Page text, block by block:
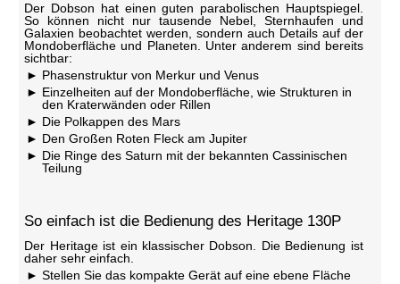
Der Dobson hat einen guten parabolischen Hauptspiegel.
So können nicht nur tausende Nebel, Sternhaufen und
Galaxien beobachtet werden, sondern auch Details auf der
Mondoberfläche und Planeten. Unter anderem sind bereits
sichtbar:
Phasenstruktur von Merkur und Venus
Einzelheiten auf der Mondoberfläche, wie Strukturen in
den Kraterwänden oder Rillen
Die Polkappen des Mars
Den Großen Roten Fleck am Jupiter
Die Ringe des Saturn mit der bekannten Cassinischen
Teilung
So einfach ist die Bedienung des Heritage 130P
Der Heritage ist ein klassischer Dobson. Die Bedienung ist
daher sehr einfach.
Stellen Sie das kompakte Gerät auf eine ebene Fläche